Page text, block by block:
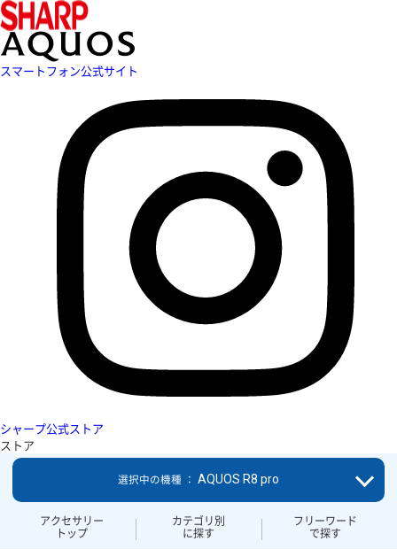
スマートフォン公式サイト
シャープ公式ストア
ストア
アクセサリー
トップ
カテゴリ別
に探す
フリーワード
で探す
選択中の機種 ： AQUOS R8 pro